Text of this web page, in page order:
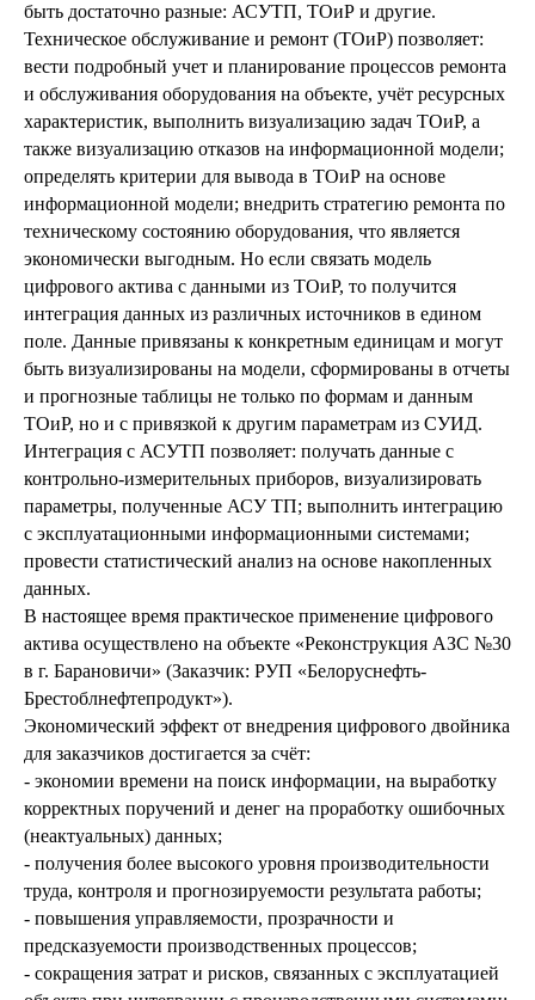
быть достаточно разные: АСУТП, ТОиР и другие.
Техническое обслуживание и ремонт (ТОиР) позволяет:
вести подробный учет и планирование процессов ремонта
и обслуживания оборудования на объекте, учёт ресурсных
характеристик, выполнить визуализацию задач ТОиР, а
также визуализацию отказов на информационной модели;
определять критерии для вывода в ТОиР на основе
информационной модели; внедрить стратегию ремонта по
техническому состоянию оборудования, что является
экономически выгодным. Но если связать модель
цифрового актива с данными из ТОиР, то получится
интеграция данных из различных источников в едином
поле. Данные привязаны к конкретным единицам и могут
быть визуализированы на модели, сформированы в отчеты
и прогнозные таблицы не только по формам и данным
ТОиР, но и с привязкой к другим параметрам из СУИД.
Интеграция с АСУТП позволяет: получать данные с
контрольно-измерительных приборов, визуализировать
параметры, полученные АСУ ТП; выполнить интеграцию
с эксплуатационными информационными системами;
провести статистический анализ на основе накопленных
данных.
В настоящее время практическое применение цифрового
актива осуществлено на объекте «Реконструкция АЗС №30
в г. Барановичи» (Заказчик: РУП «Белоруснефть-
Брестоблнефтепродукт»).
Экономический эффект от внедрения цифрового двойника
для заказчиков достигается за счёт:
- экономии времени на поиск информации, на выработку
корректных поручений и денег на проработку ошибочных
(неактуальных) данных;
- получения более высокого уровня производительности
труда, контроля и прогнозируемости результата работы;
- повышения управляемости, прозрачности и
предсказуемости производственных процессов;
- сокращения затрат и рисков, связанных с эксплуатацией